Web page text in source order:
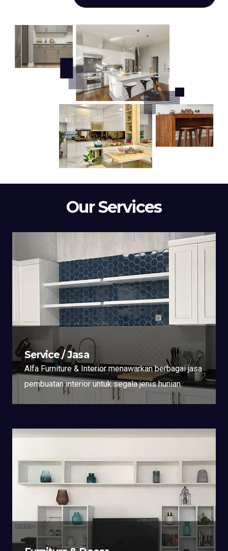
Our Services
Service / Jasa
Alfa Furniture & Interior menawarkan berbagai jasa
pembuatan interior untuk segala jenis hunian.